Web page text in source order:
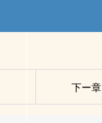
下ー章